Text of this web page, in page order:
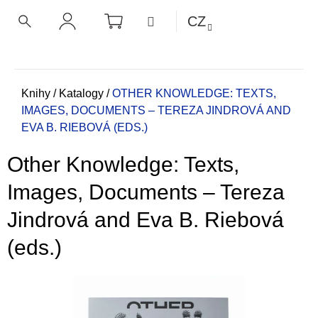
NÁKUPNÍ
KOŠÍK MENUCZ
Domů
Knihy / Katalogy / OTHER KNOWLEDGE: TEXTS,
IMAGES, DOCUMENTS – TEREZA JINDROVÁ AND
EVA B. RIEBOVÁ (EDS.)
Other Knowledge: Texts,
Images, Documents – Tereza
Jindrová and Eva B. Riebová
(eds.)
ZPĚT
ZPĚT
o
p
o
ř
e
b
u
j